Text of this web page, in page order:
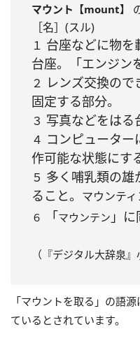
マウント【mount】
［名］ (スル)
１ 台座などに物を
台座。「エンジン
２ レンズ交換の
固定する部分。
３ 写真などをはる
４ コンピューター
作可能な状態に
５ 多く哺乳類の雄
ること。 マウンテ
６ 「マウンテン 」
（『デジタル大辞泉』
「マウントを取る」の語
ているとされています。